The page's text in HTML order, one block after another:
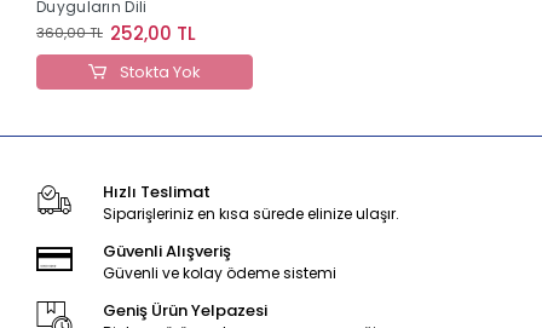
Duyguların Dili
360,00 TL 252,00 TL
Stokta Yok
Hızlı Teslimat
Siparişleriniz en kısa sürede elinize ulaşır.
Güvenli Alışveriş
Güvenli ve kolay ödeme sistemi
Geniş Ürün Yelpazesi